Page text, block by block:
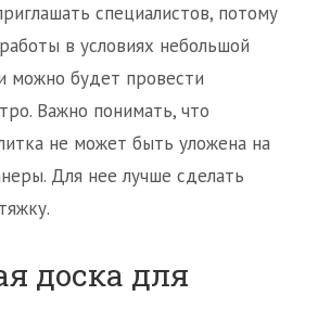
специалистов, потому
в условиях небольшой
можно будет провести
Важно понимать, что
не может быть уложена на
Для нее лучше сделать
доска для